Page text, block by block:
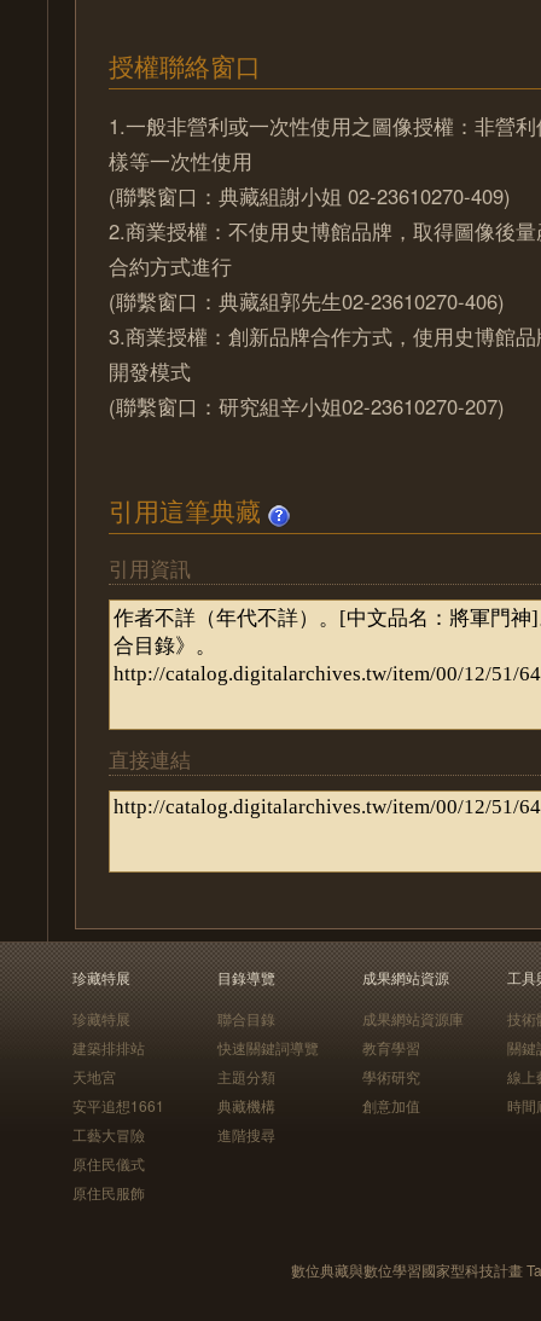
授權聯絡窗口
1.一般非營利或一次性使用之圖像授權：非營
樣等一次性使用
(聯繫窗口：典藏組謝小姐 02-23610270-409)
2.商業授權：不使用史博館品牌，取得圖像後
合約方式進行
(聯繫窗口：典藏組郭先生02-23610270-406)
3.商業授權：創新品牌合作方式，使用史博館
開發模式
(聯繫窗口：研究組辛小姐02-23610270-207)
引用這筆典藏
引用資訊
直接連結
珍藏特展
珍藏特展
建築排排站
天地宮
安平追想1661
工藝大冒險
原住民儀式
原住民服飾
目錄導覽
聯合目錄
快速關鍵詞導覽
主題分類
典藏機構
進階搜尋
成果網站資源
成果網站資源庫
教育學習
學術研究
創意加值
工具
技術
關鍵
線上
時間
數位典藏與數位學習國家型科技計畫